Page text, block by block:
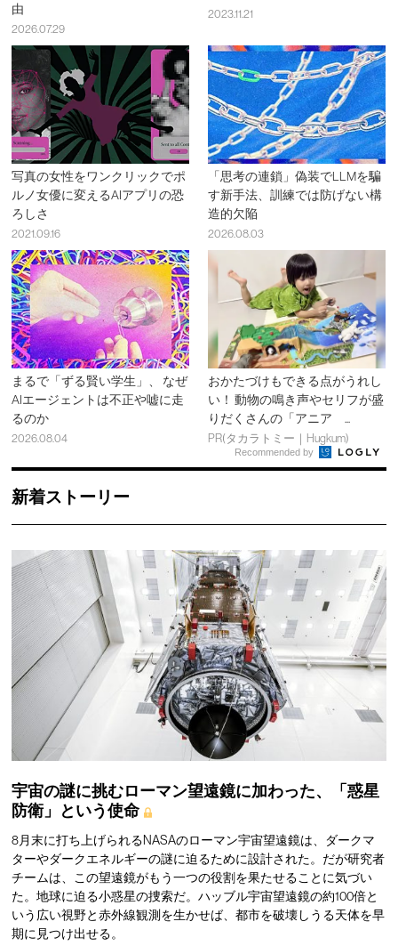
由
2026.07.29
2023.11.21
写真の女性をワンクリックでポ
ルノ女優に変えるAIアプリの恐
ろしさ
2021.09.16
「思考の連鎖」偽装でLLMを騙
す新手法、訓練では防げない構
造的欠陥
2026.08.03
まるで「ずる賢い学生」、 なぜ
AIエージェントは不正や嘘に走
るのか
2026.08.04
おかたづけもできる点がうれし
い！ 動物の鳴き声やセリフが盛
りだくさんの「アニア ...
PR(タカラトミー｜Hugkum)
Recommended by
新着ストーリー
宇宙の謎に挑むローマン望遠鏡に加わった、「惑星
防衛」という使命
8月末に打ち上げられるNASAのローマン宇宙望遠鏡は、ダークマ
ターやダークエネルギーの謎に迫るために設計された。だが研究者
チームは、この望遠鏡がもう一つの役割を果たせることに気づい
た。地球に迫る小惑星の捜索だ。ハッブル宇宙望遠鏡の約100倍と
いう広い視野と赤外線観測を生かせば、都市を破壊しうる天体を早
期に見つけ出せる。